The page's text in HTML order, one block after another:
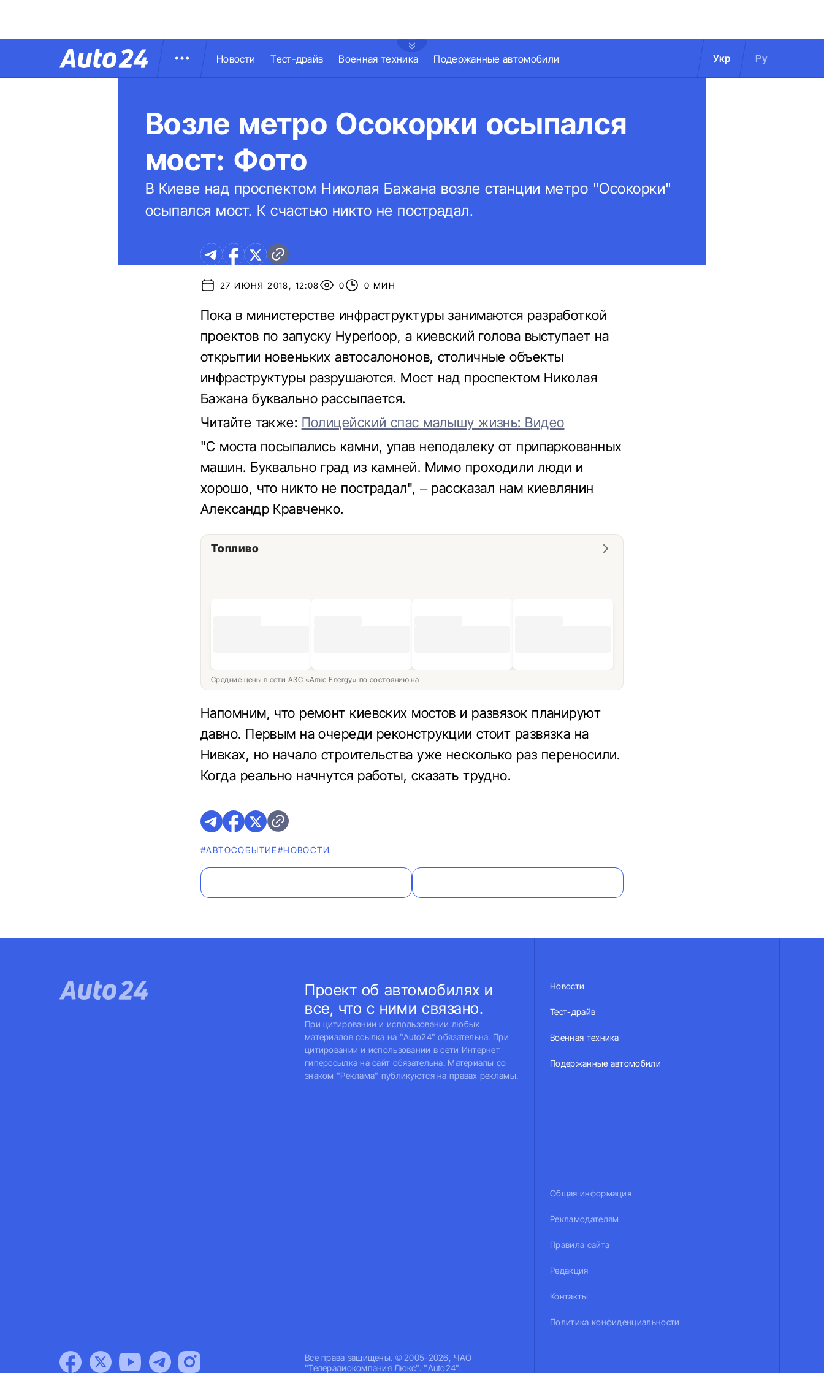
Новости Тест-драйв Военная техника Подержанные автомобили Укр Ру
Возле метро Осокорки осыпался
мост: Фото
В Киеве над проспектом Николая Бажана возле станции метро "Осокорки"
осыпался мост. К счастью никто не пострадал.
27 ИЮНЯ 2018, 12:08 0 0 МИН
Пока в министерстве инфраструктуры занимаются разработкой
проектов по запуску Hyperloop, а киевский голова выступает на
открытии новеньких автосалононов, столичные объекты
инфраструктуры разрушаются. Мост над проспектом Николая
Бажана буквально рассыпается.
Читайте также: Полицейский спас малышу жизнь: Видео
"С моста посыпались камни, упав неподалеку от припаркованных
машин. Буквально град из камней. Мимо проходили люди и
хорошо, что никто не пострадал", – рассказал нам киевлянин
Александр Кравченко.
Топливо
Средние цены в сети АЗС «Amic Energy» по состоянию на
Напомним, что ремонт киевских мостов и развязок планируют
давно. Первым на очереди реконструкции стоит развязка на
Нивках, но начало строительства уже несколько раз переносили.
Когда реально начнутся работы, сказать трудно.
#АВТОСОБЫТИЕ#НОВОСТИ
Проект об автомобилях и
все, что с ними связано.
При цитировании и использовании любых
материалов ссылка на "Auto24" обязательна. При
цитировании и использовании в сети Интернет
гиперссылка на сайт обязательна. Материалы со
знаком "Реклама" публикуются на правах рекламы.
Все права защищены. © 2005-2026, ЧАО
"Телерадиокомпания Люкс". "Auto24".
Новости
Тест-драйв
Военная техника
Подержанные автомобили
Общая информация
Рекламодателям
Правила сайта
Редакция
Контакты
Политика конфиденциальности